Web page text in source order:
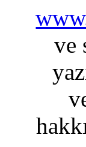
ve